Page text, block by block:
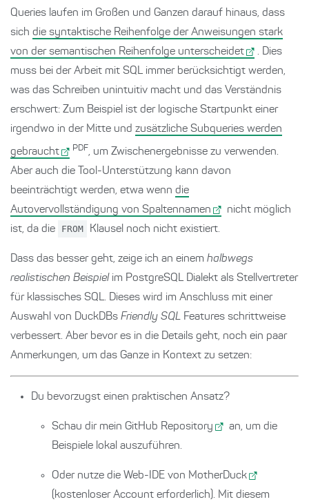
Queries laufen im Großen und Ganzen darauf hinaus, dass
sich die syntaktische Reihenfolge der Anweisungen stark
von der semantischen Reihenfolge unterscheidet
. Dies
muss bei der Arbeit mit SQL immer berücksichtigt werden,
was das Schreiben unintuitiv macht und das Verständnis
erschwert: Zum Beispiel ist der logische Startpunkt einer
irgendwo in der Mitte und zusätzliche Subqueries werden
gebraucht PDF, um Zwischenergebnisse zu verwenden.
Aber auch die Tool-Unterstützung kann davon
beeinträchtigt werden, etwa wenn die
Autovervollständigung von Spaltennamen
nicht möglich
ist, da die
FROM Klausel noch nicht existiert.
Dass das besser geht, zeige ich an einem halbwegs
realistischen Beispiel im PostgreSQL Dialekt als Stellvertreter
für klassisches SQL. Dieses wird im Anschluss mit einer
Auswahl von DuckDBs Friendly SQL Features schrittweise
verbessert. Aber bevor es in die Details geht, noch ein paar
Anmerkungen, um das Ganze in Kontext zu setzen:
Du bevorzugst einen praktischen Ansatz?
Schau dir mein GitHub Repository
an, um die
Beispiele lokal auszuführen.
Oder nutze die Web-IDE von MotherDuck
(kostenloser Account erforderlich). Mit diesem